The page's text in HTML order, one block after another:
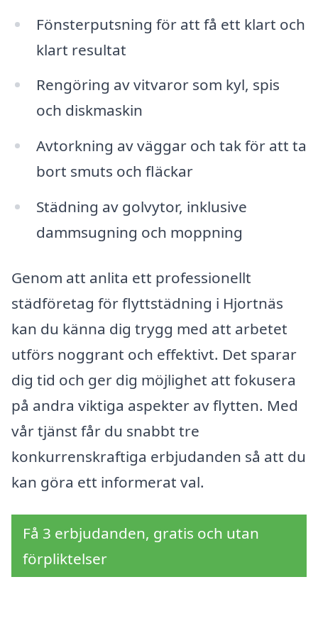
Fönsterputsning för att få ett klart och
klart resultat
Rengöring av vitvaror som kyl, spis
och diskmaskin
Avtorkning av väggar och tak för att ta
bort smuts och fläckar
Städning av golvytor, inklusive
dammsugning och moppning
Genom att anlita ett professionellt
städföretag för flyttstädning i Hjortnäs
kan du känna dig trygg med att arbetet
utförs noggrant och effektivt. Det sparar
dig tid och ger dig möjlighet att fokusera
på andra viktiga aspekter av flytten. Med
vår tjänst får du snabbt tre
konkurrenskraftiga erbjudanden så att du
kan göra ett informerat val.
Få 3 erbjudanden, gratis och utan
förpliktelser